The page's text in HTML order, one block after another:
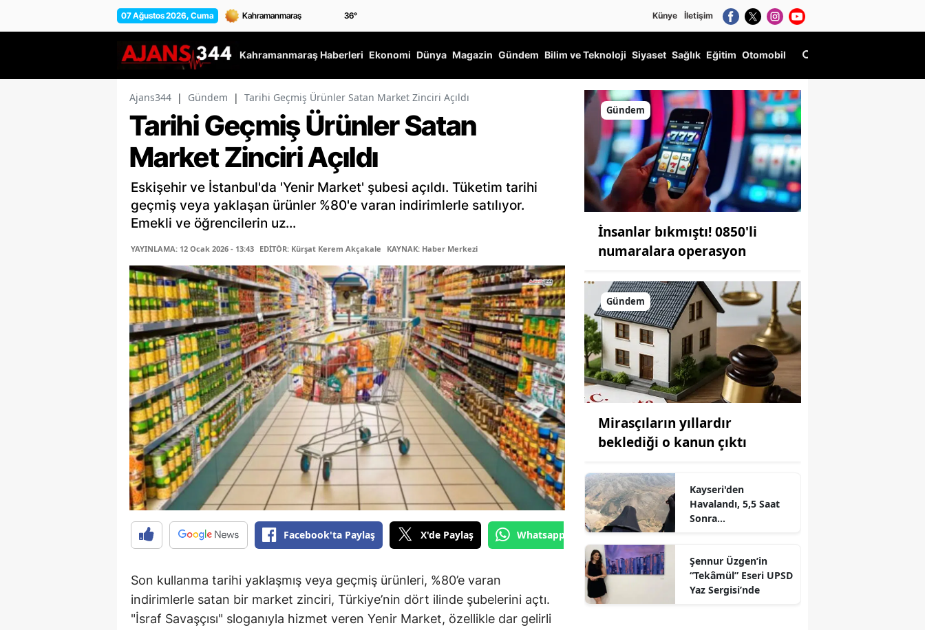
07 Ağustos 2026, Cuma 36° Künye İletişim
Kahramanmaraş Haberleri Ekonomi Dünya Magazin Gündem Bilim ve Teknoloji Siyaset Sağlık Eğitim Otomobil
Ajans344 | Gündem | Tarihi Geçmiş Ürünler Satan Market Zinciri Açıldı
Tarihi Geçmiş Ürünler Satan
Market Zinciri Açıldı
Eskişehir ve İstanbul'da 'Yenir Market' şubesi açıldı. Tüketim tarihi
geçmiş veya yaklaşan ürünler %80'e varan indirimlerle satılıyor.
Emekli ve öğrencilerin uz...
YAYINLAMA: 12 Ocak 2026 - 13:43 EDİTÖR: Kürşat Kerem Akçakale KAYNAK: Haber Merkezi
Facebook'ta Paylaş X'de Paylaş Whatsapp'tan Gönder
Son kullanma tarihi yaklaşmış veya geçmiş ürünleri, %80’e varan
indirimlerle satan bir market zinciri, Türkiye’nin dört ilinde şubelerini açtı.
"İsraf Savaşçısı" sloganıyla hizmet veren Yenir Market, özellikle dar gelirli
Gündem
İnsanlar bıkmıştı! 0850'li
numaralara operasyon
Gündem
Mirasçıların yıllardır
beklediği o kanun çıktı
Kayseri'den
Havalandı, 5,5 Saat
Sonra
Şennur Üzgen’in
“Tekâmül” Eseri UPSD
Yaz Sergisi’nde